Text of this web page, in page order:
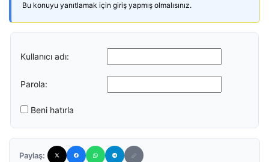
Bu konuyu yanıtlamak için giriş yapmış olmalısınız.
Kullanıcı adı:
Parola:
Beni hatırla
Paylaş: